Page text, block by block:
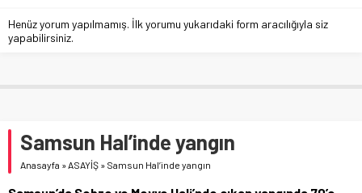
Henüz yorum yapılmamış. İlk yorumu yukarıdaki form aracılığıyla siz
yapabilirsiniz.
Samsun Hal’inde yangın
Anasayfa »ASAYİŞ » Samsun Hal’inde yangın